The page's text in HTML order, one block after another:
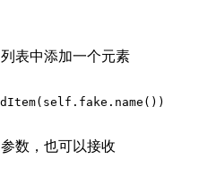
表中添加一个元素
数，也可以接收